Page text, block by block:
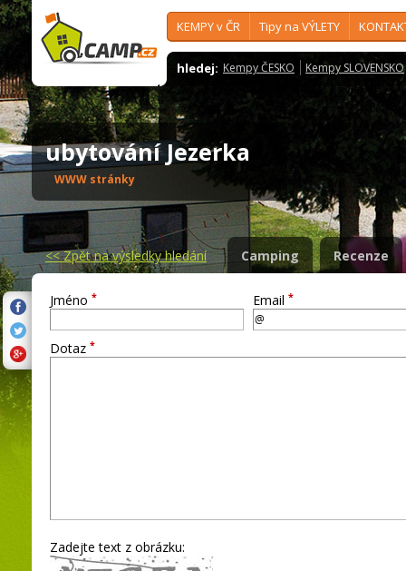
KEMPY v ČR Tipy na VÝLETY
hledej: Kempy ČESKO Kempy SLOVENSKO
ubytování Jezerka
WWW stránky
<<Zpět na výsledky hledání Camping Recenze
Jméno * Email *
Dotaz *
Zadejte text z obrázku: